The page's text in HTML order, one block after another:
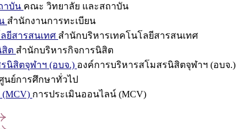
าบัน คณะ วิทยาลัย และสถาบัน
สำนักงานการทะเบียน
ยีสารสนเทศ สำนักบริหารเทคโนโลยีสารสนเทศ
สิต สำนักบริหารกิจการนิสิต
นิสิตจุฬาฯ (อบจ.) องค์การบริหารสโมสรนิสิตจุฬาฯ (อบจ.)
นย์การศึกษาทั่วไป
การประเมินออนไลน์ (MCV)